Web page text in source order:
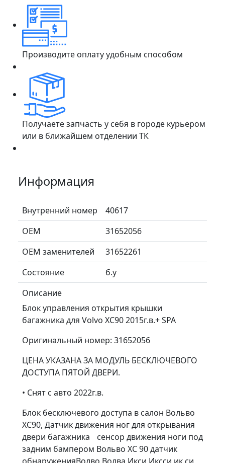
Производите оплату удобным способом
Получаете запчасть у себя в городе курьером
или в ближайшем отделении ТК
Информация
Внутренний номер
40617
ОЕМ
31652056
ОЕМ заменителей
31652261
Состояние
б.у
Описание
Блок управления открытия крышки
багажника для Volvo XC90 2015г.в.+ SPA
Оригинальный номер: 31652056
ЦЕНА УКАЗАНА ЗА МОДУЛЬ БЕСКЛЮЧЕВОГО
ДОСТУПА ПЯТОЙ ДВЕРИ.
• Снят с авто 2022г.в.
Блок бесключевого доступа в салон Вольво
ХС90, Датчик движения ног для открывания
двери багажника сенсор движения ноги под
задним бампером Вольво ХС 90 датчик